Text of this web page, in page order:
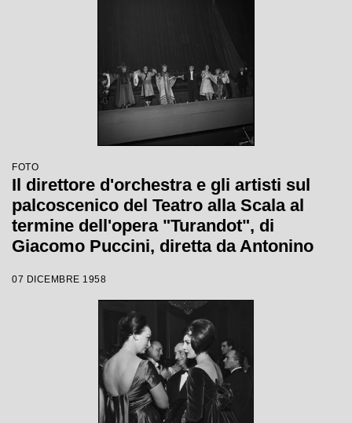
FOTO
Il direttore d'orchestra e gli artisti sul
palcoscenico del Teatro alla Scala al
termine dell'opera "Turandot", di
Giacomo Puccini, diretta da Antonino
Wallmann, che inaugura la stagione
lirica 1958-1959
07 DICEMBRE 1958